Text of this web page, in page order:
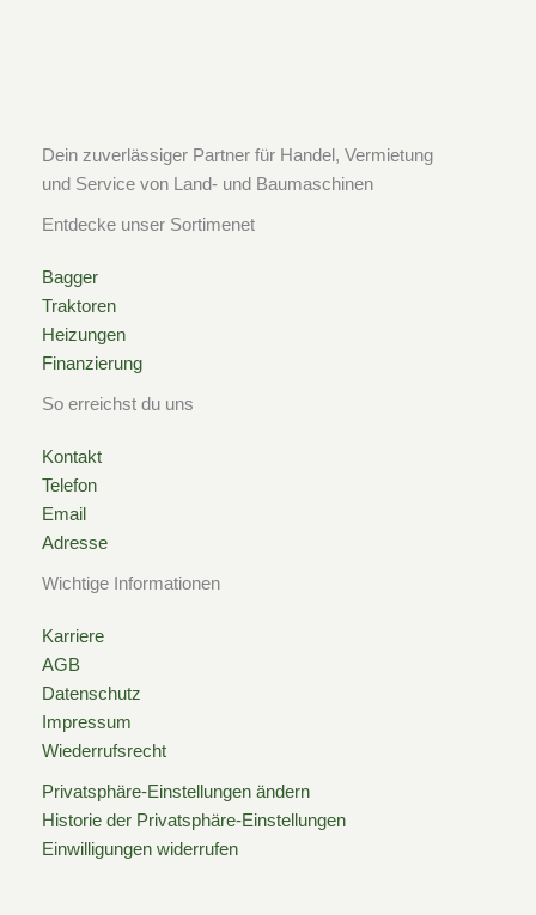
o
k
-
s
q
u
a
r
e
r
a
Dein zuverlässiger Partner für Handel, Vermietung
und Service von Land- und Baumaschinen
Entdecke unser Sortimenet
Bagger
Traktoren
Heizungen
Finanzierung
So erreichst du uns
Kontakt
Telefon
Email
Adresse
Wichtige Informationen
Karriere
AGB
Datenschutz
Impressum
Wiederrufsrecht
Privatsphäre-Einstellungen ändern
Historie der Privatsphäre-Einstellungen
Einwilligungen widerrufen